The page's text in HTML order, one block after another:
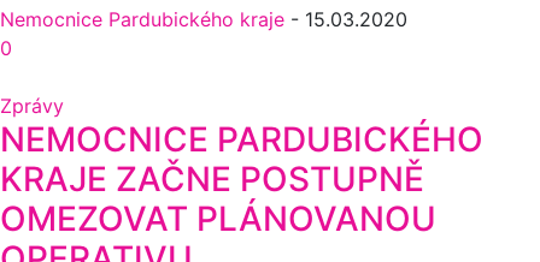
Nemocnice Pardubického kraje - 15.03.2020
0
Zprávy
NEMOCNICE PARDUBICKÉHO
KRAJE ZAČNE POSTUPNĚ
OMEZOVAT PLÁNOVANOU